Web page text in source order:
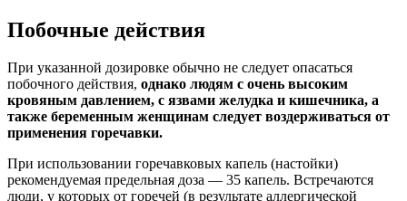
Побочные действия
При указанной дозировке обычно не следует опасаться
побочного действия, однако людям с очень высоким
кровяным давлением, с язвами желудка и кишечника, а
также беременным женщинам следует воздерживаться от
применения горечавки.
При использовании горечавковых капель (настойки)
рекомендуемая предельная доза — 35 капель. Встречаются
люди, у которых от горечей (в результате аллергической